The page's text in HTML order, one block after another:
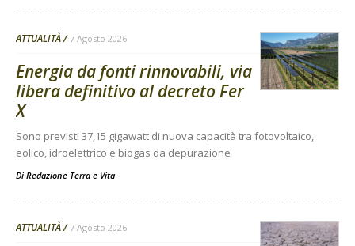
ATTUALITÀ 7 Agosto 2026
Energia da fonti rinnovabili, via
libera definitivo al decreto Fer
X
Sono previsti 37,15 gigawatt di nuova capacità tra fotovoltaico,
eolico, idroelettrico e biogas da depurazione
Di Redazione Terra e Vita
ATTUALITÀ 7 Agosto 2026